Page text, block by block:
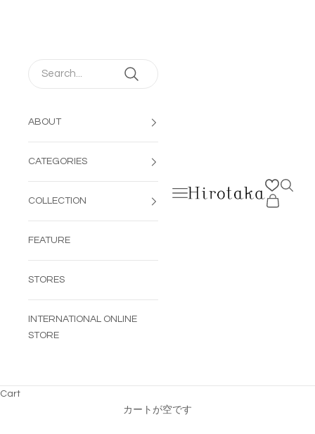
Hirotaka Jewelry | 公式オン
メニューを開く
検索を
カートを
ABOUT
CATEGORIES
COLLECTION
FEATURE
STORES
INTERNATIONAL ONLINE
STORE
Cart
カートが空です